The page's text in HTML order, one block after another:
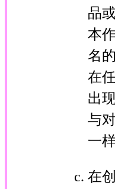
品
本
名
在
出
与
一
在